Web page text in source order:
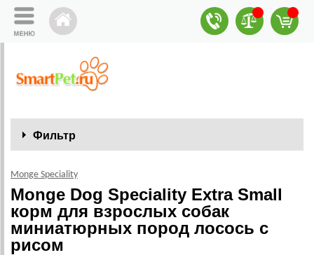
Фильтр
Monge Speciality
Monge Dog Speciality Extra Small
корм для взрослых собак
миниатюрных пород лосось с
рисом